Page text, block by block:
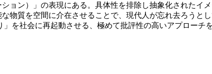
ョン）」の表現にある。具体性を排除し抽象化されたイ
物質を空間に介在させることで、現代人が忘れ去ろうと
を社会に再起動させる、極めて批評性の高いアプローチ